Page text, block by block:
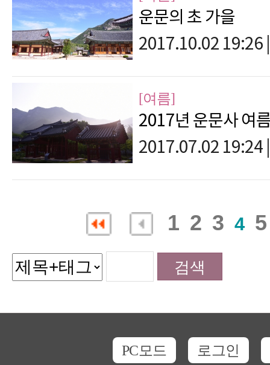
운문의 초 가을
2017.10.02 19:26
[여름]
2017년 운문사 여
2017.07.02 19:24
1 2 3 4 5
PC모드 로그인